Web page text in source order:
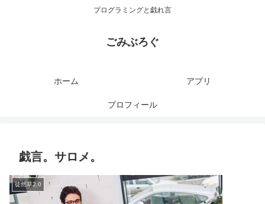
プログラミングと戯れ言
ごみぶろぐ
ホーム アプリ
プロフィール
戯言。サロメ。
徒然草2.0